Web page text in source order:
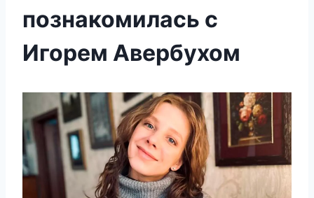
познакомилась с
Игорем Авербухом